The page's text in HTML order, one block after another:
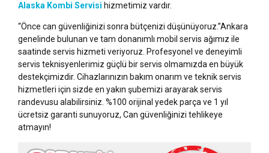
Alaska Kombi Servisi hizmetimiz vardır.
“Önce can güvenliğinizi sonra bütçenizi düşünüyoruz.”Ankara
genelinde bulunan ve tam donanımlı mobil servis ağımız ile
saatinde servis hizmeti veriyoruz. Profesyonel ve deneyimli
servis teknisyenlerimiz güçlü bir servis olmamızda en büyük
destekçimizdir. Cihazlarınızın bakım onarım ve teknik servis
hizmetleri için sizde en yakın şubemizi arayarak servis
randevusu alabilirsiniz. %100 orijinal yedek parça ve 1 yıl
ücretsiz garanti sunuyoruz, Can güvenliğinizi tehlikeye
atmayın!